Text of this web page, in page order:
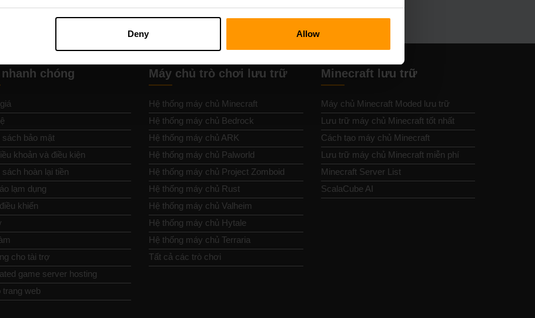
Deny Allow
nhanh chóng
sách bảo mật
khoản và điều kiện
sách hoàn lại tiền
lạm dụng
khiển
cho tài trợ
game server hosting
trang web
Máy chủ trò chơi lưu trữ
Hệ thống máy chủ Minecraft
Hệ thống máy chủ Bedrock
Hệ thống máy chủ ARK
Hệ thống máy chủ Palworld
Hệ thống máy chủ Project Zomboid
Hệ thống máy chủ Rust
Hệ thống máy chủ Valheim
Hệ thống máy chủ Hytale
Hệ thống máy chủ Terraria
Tất cả các trò chơi
Minecraft lưu trữ
Máy chủ Minecraft Moded lưu trữ
Lưu trữ máy chủ Minecraft tốt nhất
Cách tạo máy chủ Minecraft
Lưu trữ máy chủ Minecraft miễn phí
Minecraft Server List
ScalaCube AI